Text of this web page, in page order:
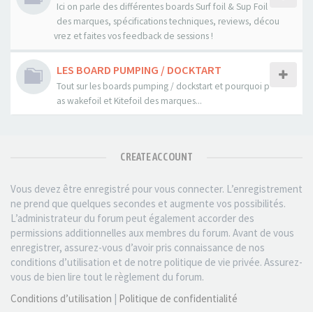
Ici on parle des différentes boards Surf foil & Sup Foil
des marques, spécifications techniques, reviews, décou
vrez et faites vos feedback de sessions !
LES BOARD PUMPING / DOCKTART
Tout sur les boards pumping / dockstart et pourquoi p
as wakefoil et Kitefoil des marques...
CREATE ACCOUNT
Vous devez être enregistré pour vous connecter. L’enregistrement
ne prend que quelques secondes et augmente vos possibilités.
L’administrateur du forum peut également accorder des
permissions additionnelles aux membres du forum. Avant de vous
enregistrer, assurez-vous d’avoir pris connaissance de nos
conditions d’utilisation et de notre politique de vie privée. Assurez-
vous de bien lire tout le règlement du forum.
Conditions d’utilisation | Politique de confidentialité